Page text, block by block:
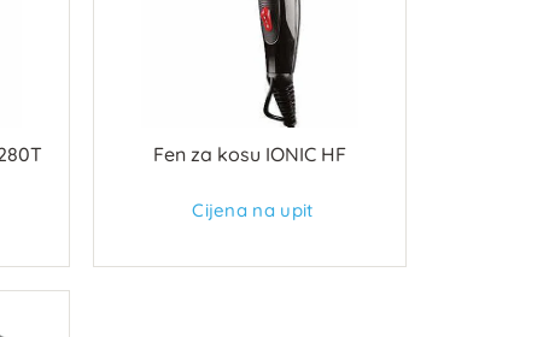
Fen za kosu IONIC HF
Cijena na upit